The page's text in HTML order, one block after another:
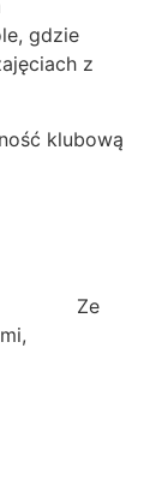
gdzie
z
klubową